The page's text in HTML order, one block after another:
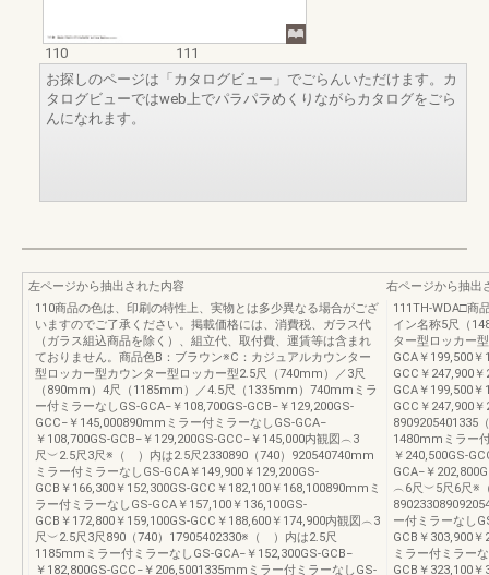
110
111
お探しのページは「カタログビュー」でごらんいただけます。カ
タログビューではweb上でパラパラめくりながらカタログをごら
んになれます。
左ページから抽出された内容
110商品の色は、印刷の特性上、実物とは多少異なる場合がござ
いますのでご了承ください。掲載価格には、消費税、ガラス代
（ガラス組込商品を除く）、組立代、取付費、運賃等は含まれ
ておりません。商品色B：ブラウン※C：カジュアルカウンター
型ロッカー型カウンター型ロッカー型2.5尺（740mm）／3尺
（890mm）4尺（1185mm）／4.5尺（1335mm）740mmミラ
ー付ミラーなしGS-GCA−￥108,700GS-GCB−￥129,200GS-
GCC−￥145,000890mmミラー付ミラーなしGS-GCA−
￥108,700GS-GCB−￥129,200GS-GCC−￥145,000内観図︵3
尺︶2.5尺3尺※（ ）内は2.5尺2330890（740）920540740mm
ミラー付ミラーなしGS-GCA￥149,900￥129,200GS-
GCB￥166,300￥152,300GS-GCC￥182,100￥168,100890mmミ
ラー付ミラーなしGS-GCA￥157,100￥136,100GS-
GCB￥172,800￥159,100GS-GCC￥188,600￥174,900内観図︵3
尺︶2.5尺3尺890（740）17905402330※（ ）内は2.5尺
1185mmミラー付ミラーなしGS-GCA−￥152,300GS-GCB−
￥182,800GS-GCC−￥206,5001335mmミラー付ミラーなしGS-
右ページから抽出
111TH-WDA□商
イン名称5尺（
ター型ロッカー
GCA￥199,500
GCC￥247,900
GCA￥199,500
GCC￥247,900
8909205401335
1480mmミラー
￥240,500GS-
GCA−￥
︵6尺︶5尺6尺※
ー付ミラーなし
GCB￥303,900
ミラー付ミラー
GCB￥323,100